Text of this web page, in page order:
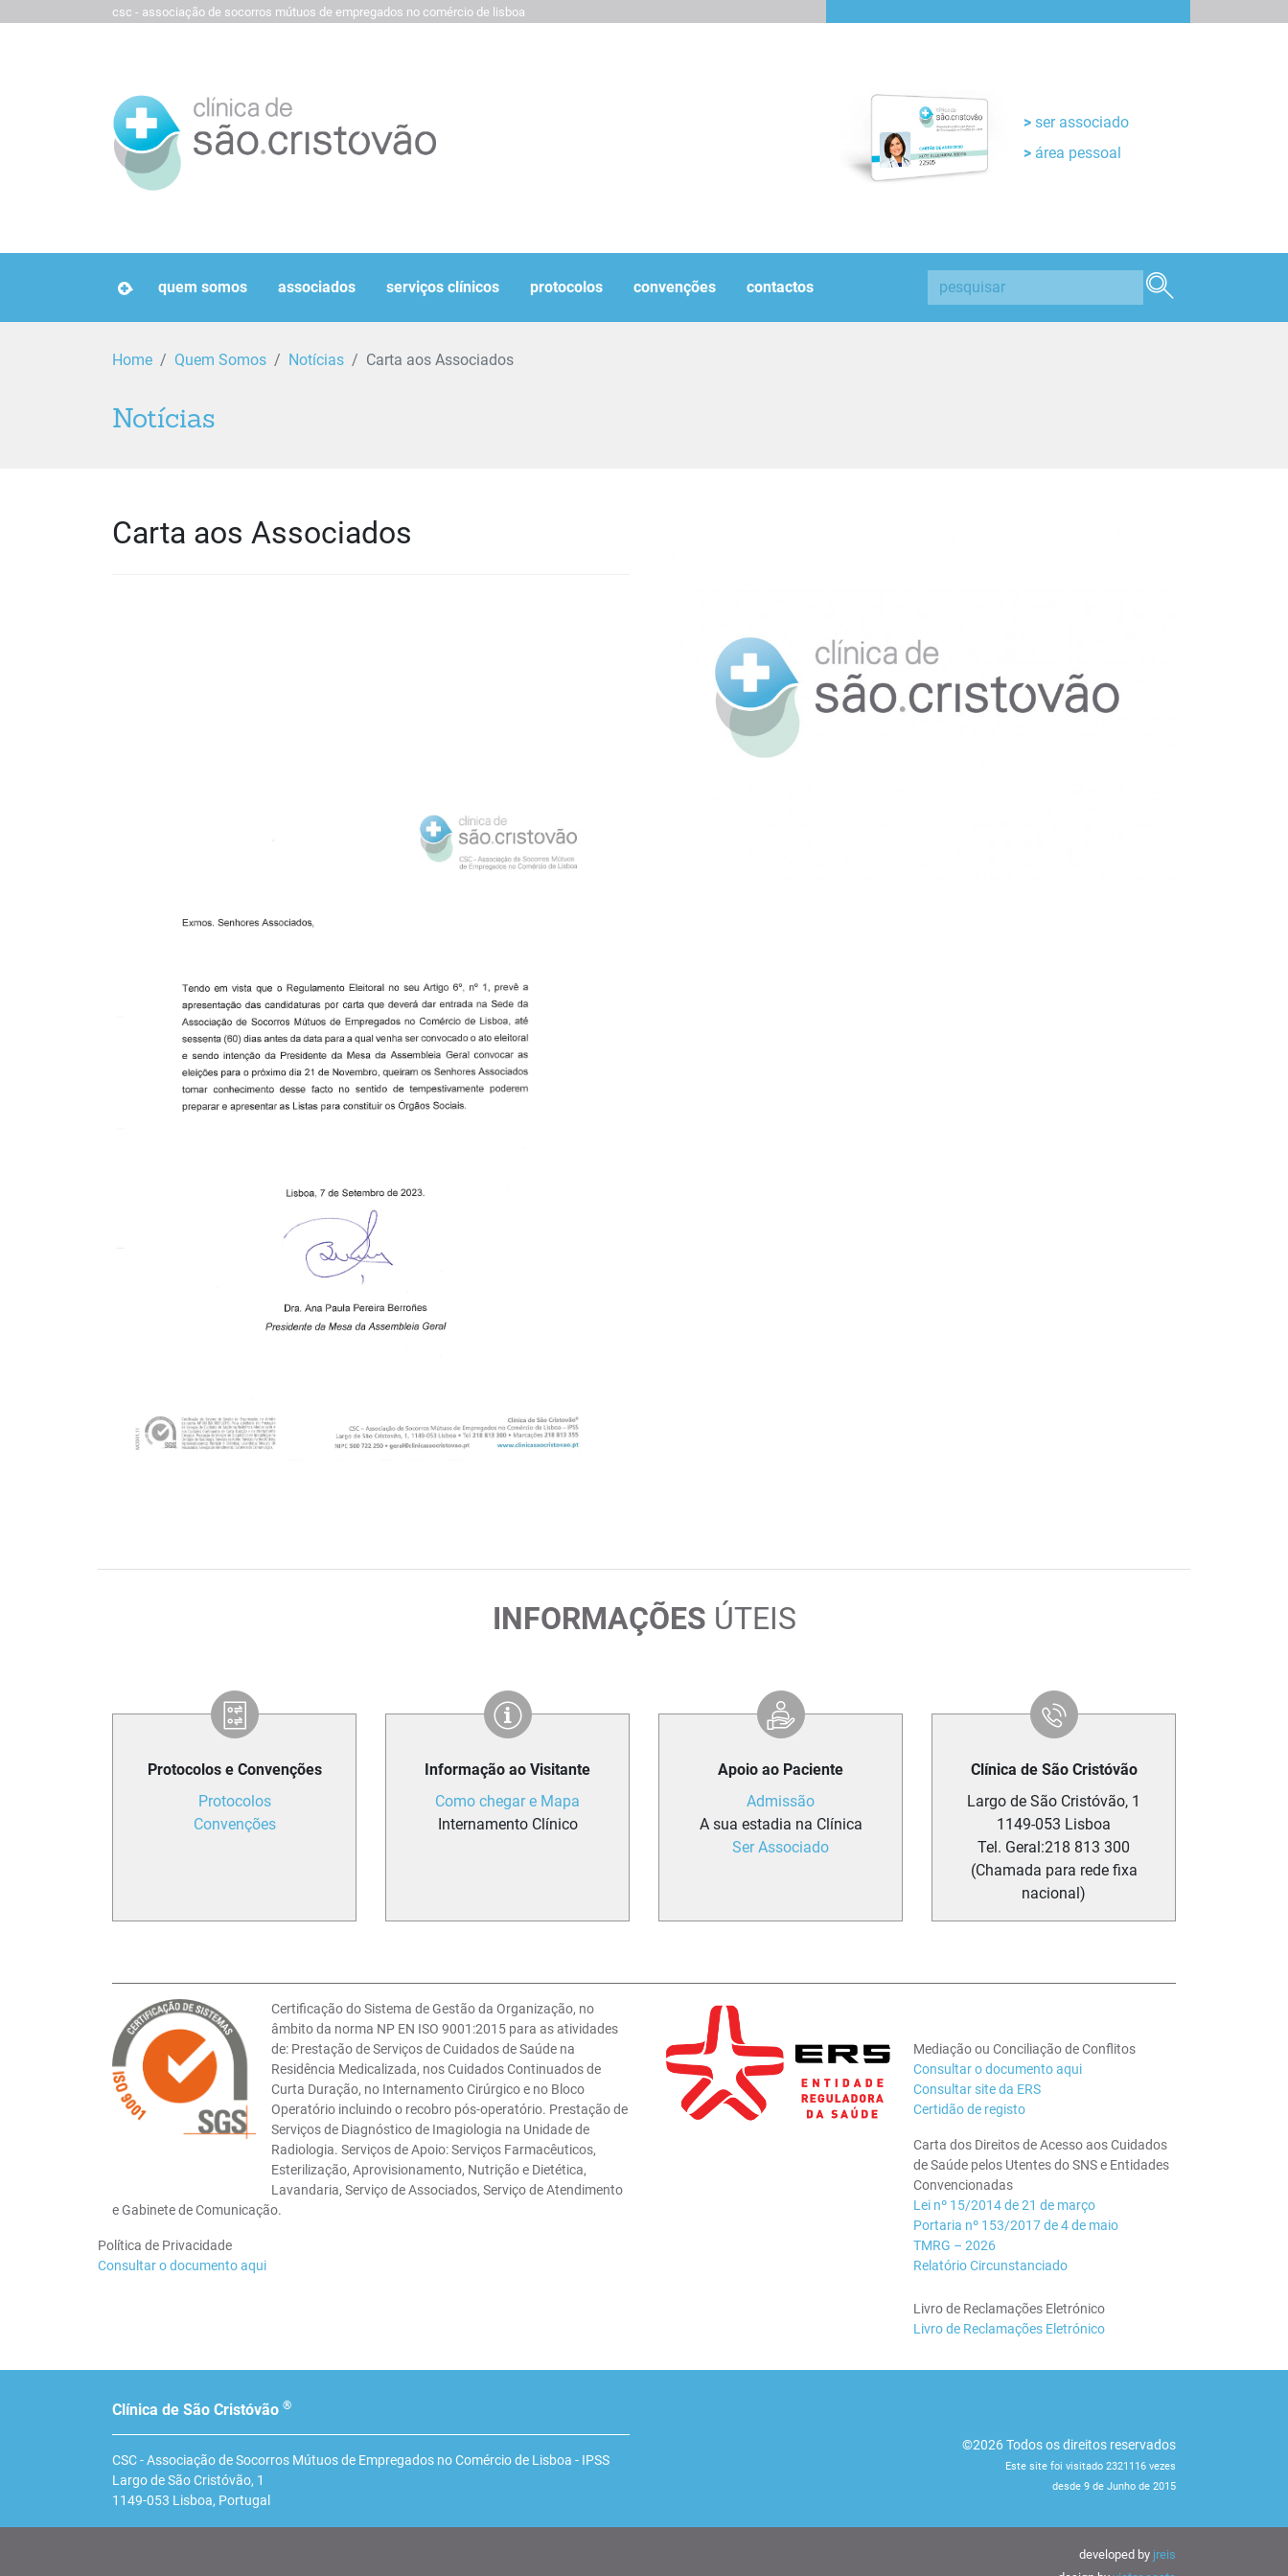
csc - associação de socorros mútuos de empregados no comércio de lisboa
ser associado
área pessoal
homepage
quem somos associados serviços clínicos protocolos convenções contactos
Home Quem Somos Notícias Carta aos Associados
Notícias
Carta aos Associados
INFORMAÇÕES ÚTEIS
Protocolos e Convenções
Protocolos
Convenções
Informação ao Visitante
Como chegar e Mapa
Internamento Clínico
Apoio ao Paciente
Admissão
A sua estadia na Clínica
Ser Associado
Clínica de São Cristóvão
Largo de São Cristóvão, 1
1149-053 Lisboa
Tel. Geral:218 813 300
(Chamada para rede fixa
nacional)
Certificação do Sistema de Gestão da Organização, no
âmbito da norma NP EN ISO 9001:2015 para as atividades
de: Prestação de Serviços de Cuidados de Saúde na
Residência Medicalizada, nos Cuidados Continuados de
Curta Duração, no Internamento Cirúrgico e no Bloco
Operatório incluindo o recobro pós-operatório. Prestação de
Serviços de Diagnóstico de Imagiologia na Unidade de
Radiologia. Serviços de Apoio: Serviços Farmacêuticos,
Esterilização, Aprovisionamento, Nutrição e Dietética,
Lavandaria, Serviço de Associados, Serviço de Atendimento
e Gabinete de Comunicação.
Política de Privacidade
Consultar o documento aqui
Mediação ou Conciliação de Conflitos
Consultar o documento aqui
Consultar site da ERS
Certidão de registo
Carta dos Direitos de Acesso aos Cuidados
de Saúde pelos Utentes do SNS e Entidades
Convencionadas
Lei nº 15/2014 de 21 de março
Portaria nº 153/2017 de 4 de maio
TMRG – 2026
Relatório Circunstanciado
Livro de Reclamações Eletrónico
Livro de Reclamações Eletrónico
Clínica de São Cristóvão ®
CSC - Associação de Socorros Mútuos de Empregados no Comércio de Lisboa - IPSS
Largo de São Cristóvão, 1
1149-053 Lisboa, Portugal
©2026 Todos os direitos reservados
Este site foi visitado 2321116 vezes
desde 9 de Junho de 2015
developed by jreis